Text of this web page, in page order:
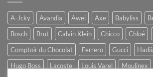
A-Jcky Avandia Awei Axe Babyliss
Bosch
Brut Calvin Klein Chicco Chloé
Comptoir du Chocolat
Ferrero Gucci
Hugo Boss
Lacoste Louis Varel Moulinex